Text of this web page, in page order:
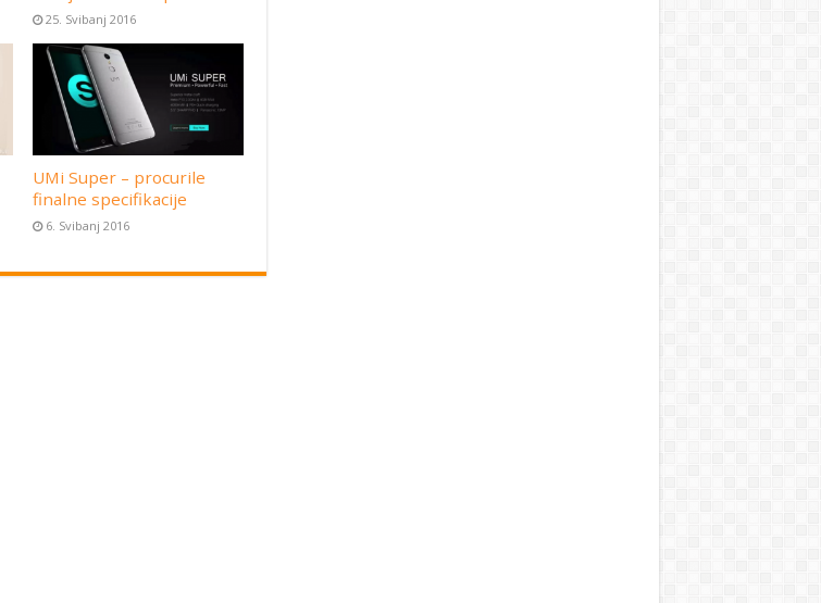
25. Svibanj 2016
UMi Super – procurile
finalne specifikacije
6. Svibanj 2016